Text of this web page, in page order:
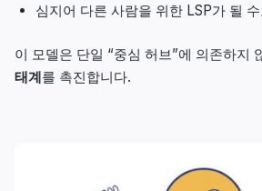
심지어 다른 사람을 위한 LSP가 될
이 모델은 단일 “중심 허브”에 의존하지
태계를 촉진합니다.